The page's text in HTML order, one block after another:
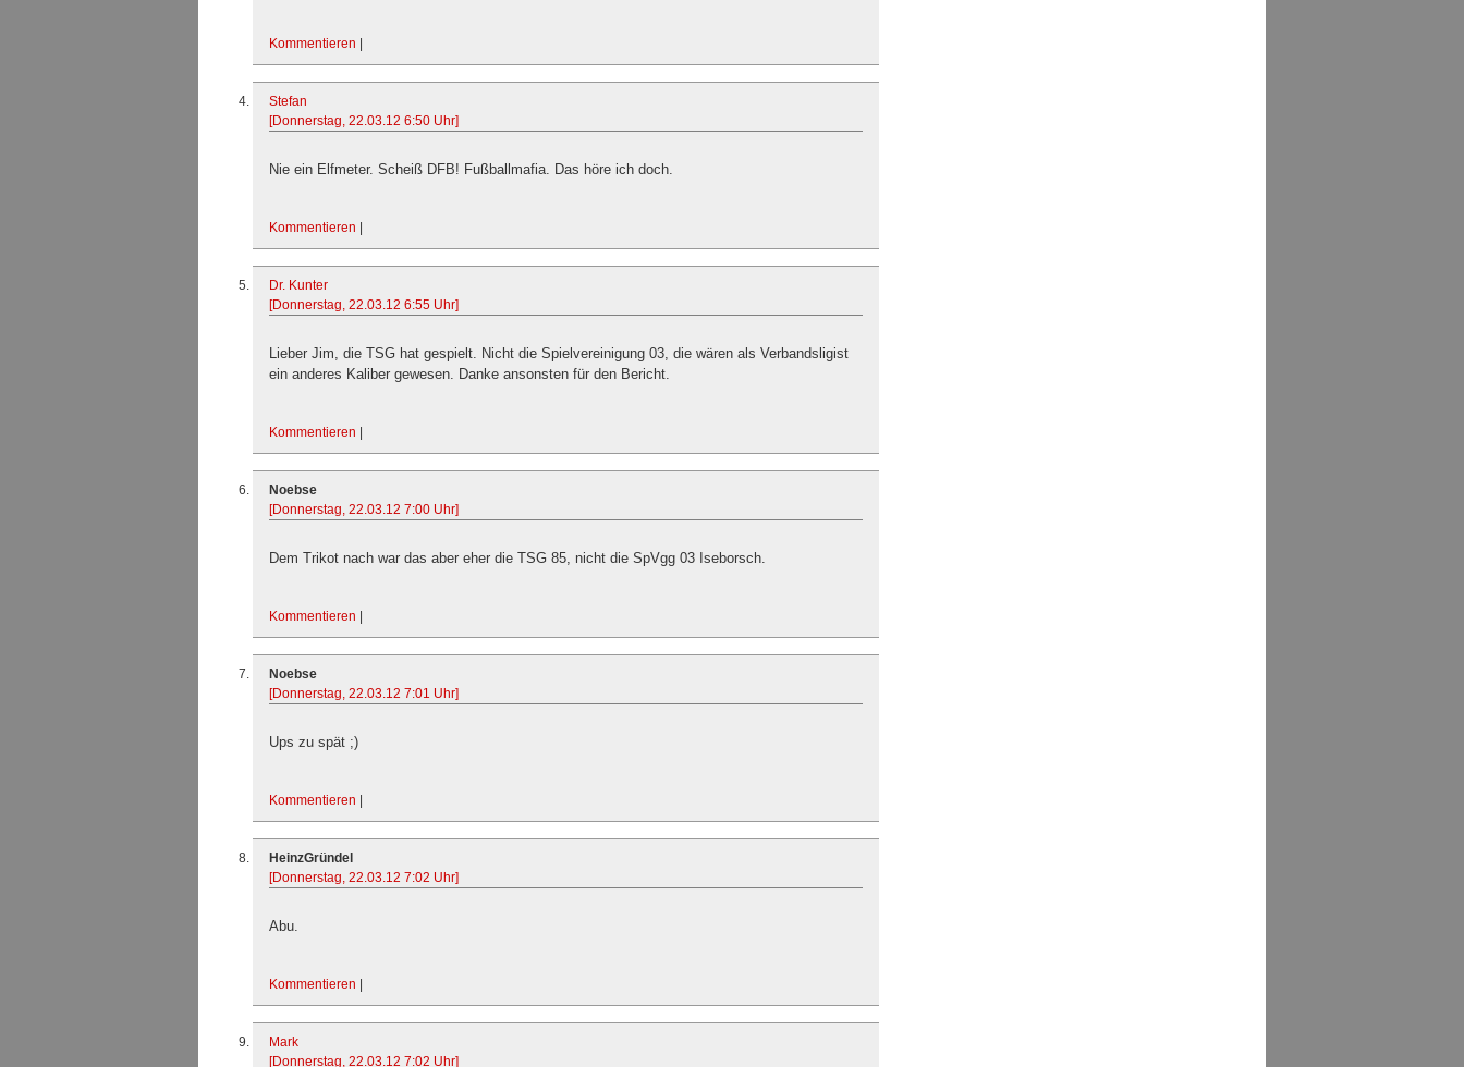
Kommentieren
Stefan
[Donnerstag, 22.03.12 6:50 Uhr]
Nie ein Elfmeter. Scheiß DFB! Fußballmafia. Das höre ich doch.
Kommentieren
Dr. Kunter
[Donnerstag, 22.03.12 6:55 Uhr]
Lieber Jim, die TSG hat gespielt. Nicht die Spielvereinigung 03, die wären als Verbandsligist
ein anderes Kaliber gewesen. Danke ansonsten für den Bericht.
Kommentieren
Noebse
[Donnerstag, 22.03.12 7:00 Uhr]
Dem Trikot nach war das aber eher die TSG 85, nicht die SpVgg 03 Iseborsch.
Kommentieren
Noebse
[Donnerstag, 22.03.12 7:01 Uhr]
Ups zu spät ;)
Kommentieren
HeinzGründel
[Donnerstag, 22.03.12 7:02 Uhr]
Abu.
Kommentieren
Mark
[Donnerstag, 22.03.12 7:02 Uhr]